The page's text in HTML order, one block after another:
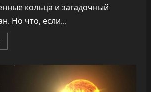
кольца и загадочный
Но что, если...
Прочитать
больше